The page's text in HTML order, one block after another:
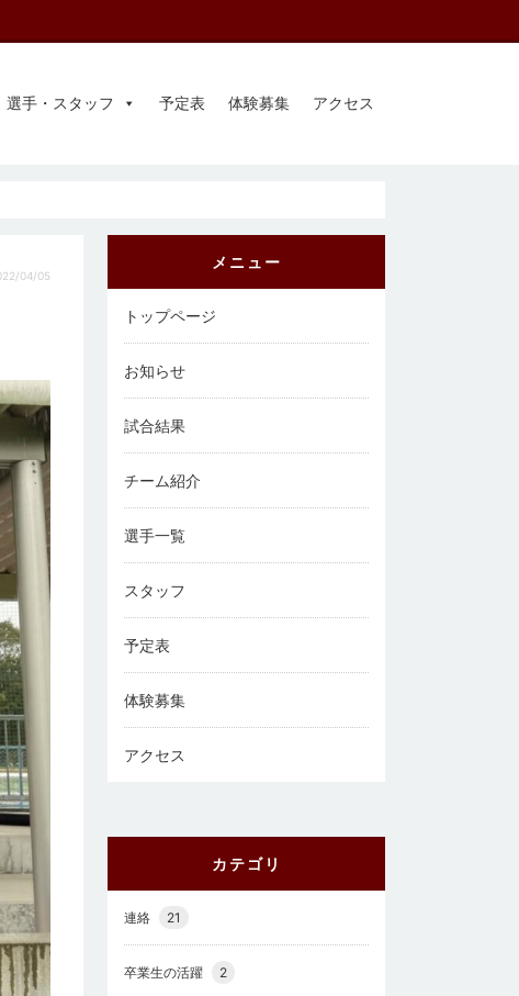
選手・スタッフ 予定表 体験募集 アクセス
04/05
メニュー
トップページ
お知らせ
試合結果
チーム紹介
選手一覧
スタッフ
予定表
体験募集
アクセス
カテゴリ
連絡 21
卒業生の活躍 2